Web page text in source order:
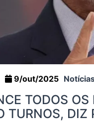
9/out/2025
TODOS
TURNOS, DIZ